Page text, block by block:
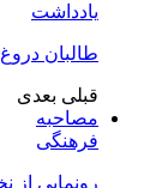
یادداشت
طالبان
قبلی بعدی
مصاحبه
فرهنگی
رونمایی از